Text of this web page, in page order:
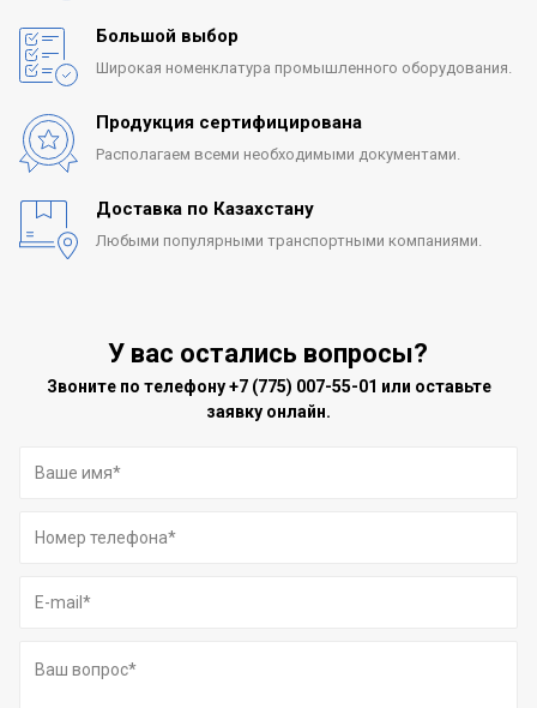
Большой выбор
Широкая номенклатура промышленного оборудования.
Продукция сертифицирована
Располагаем всеми необходимыми документами.
Доставка по Казахстану
Любыми популярными транспортными компаниями.
У вас остались вопросы?
Звоните по телефону+7 (775) 007-55-01 или оставьте
заявку онлайн.